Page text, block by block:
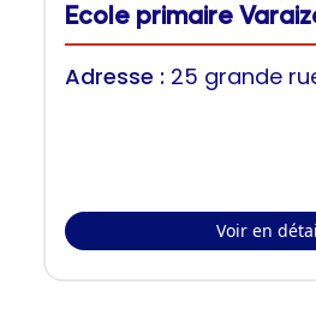
Ecole primaire
Adresse : 25 grande
Voir en